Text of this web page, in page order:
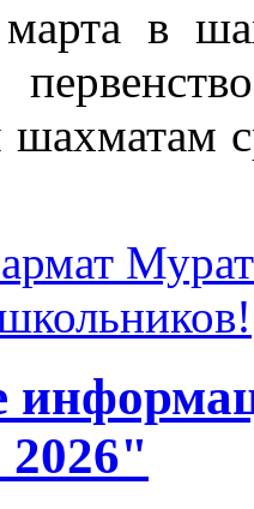
в
шахматам